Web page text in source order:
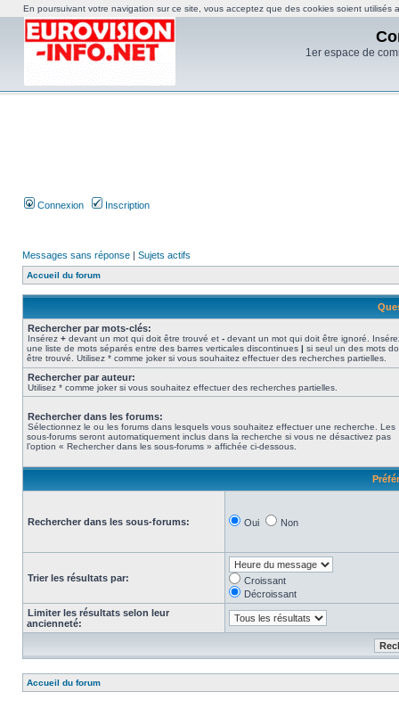
1er espace de
Connexion Inscription
Messages sans réponse | Sujets actifs
Accueil du forum
Rechercher par mots-clés:
Insérez + devant un mot qui doit être trouvé et - devant un mot qui doit être ignoré.
une liste de mots séparés entre des barres verticales discontinues | si seul un des mots
être trouvé. Utilisez * comme joker si vous souhaitez effectuer des recherches partielles.
Rechercher par auteur:
Utilisez * comme joker si vous souhaitez effectuer des recherches partielles.
Rechercher dans les forums:
Sélectionnez le ou les forums dans lesquels vous souhaitez effectuer une recherche. Les
sous-forums seront automatiquement inclus dans la recherche si vous ne désactivez pas
l’option « Rechercher dans les sous-forums » affichée ci-dessous.
Rechercher dans les sous-forums: Oui Non
Trier les résultats par:
Croissant
Décroissant
Limiter les résultats selon leur
ancienneté:
Accueil du forum
En poursuivant votre navigation sur ce site, vous acceptez que des cookies soient